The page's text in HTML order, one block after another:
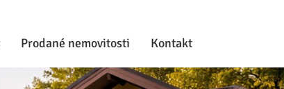
Prodané nemovitosti Kontakt